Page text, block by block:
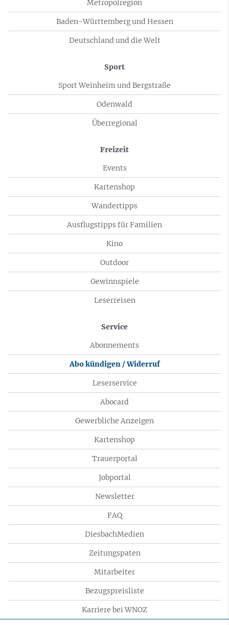
Metropolregion
Baden-Württemberg und Hessen
Deutschland und die Welt
Sport
Sport Weinheim und Bergstraße
Odenwald
Überregional
Freizeit
Events
Kartenshop
Wandertipps
Ausflugstipps für Familien
Kino
Outdoor
Gewinnspiele
Leserreisen
Service
Abonnements
Abo kündigen / Widerruf
Leserservice
Abocard
Gewerbliche Anzeigen
Kartenshop
Trauerportal
Jobportal
Newsletter
FAQ
DiesbachMedien
Zeitungspaten
Mitarbeiter
Bezugspreisliste
Karriere bei WNOZ